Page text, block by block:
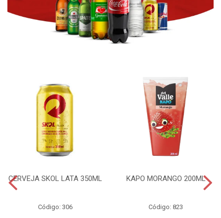
CERVEJA SKOL LATA 350ML
Código: 306
KAPO MORANGO 200ML
Código: 823